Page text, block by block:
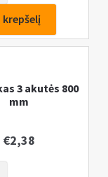
krepšelį
3 akutės 800
mm
€2,38